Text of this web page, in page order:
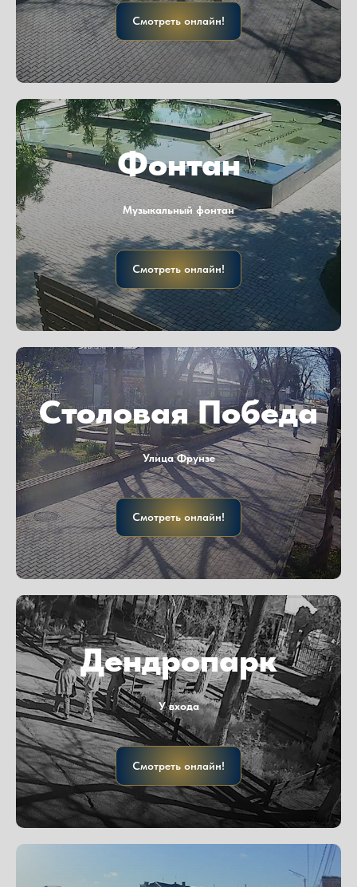
Смотреть онлайн!
Фонтан
Музыкальный фонтан
Смотреть онлайн!
Столовая Победа
Улица Фрунзе
Смотреть онлайн!
Дендропарк
У входа
Смотреть онлайн!